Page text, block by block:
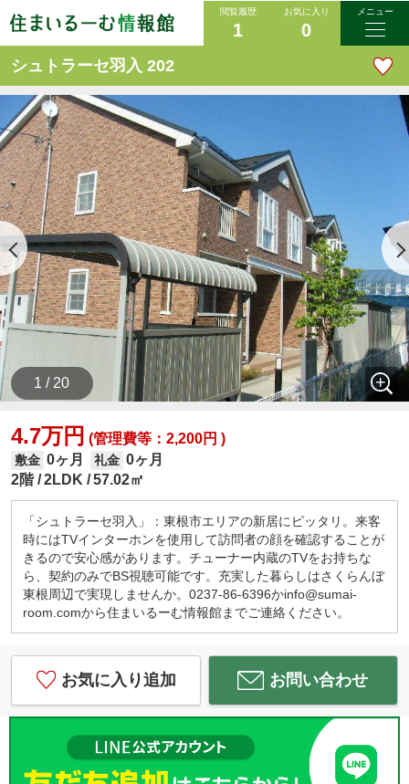
閲覧履歴
1
お気に入り
0
メニュー
シュトラーセ羽入 202
1 / 20
4.7万円 (管理費等：2,200円 )
敷金 0ヶ月 礼金 0ヶ月
2階 2LDK 57.02㎡
「シュトラーセ羽入」：東根市エリアの新居にピッタリ。来客
時にはTVインターホンを使用して訪問者の顔を確認することが
きるので安心感があります。チューナー内蔵のTVをお持ちな
ら、契約のみでBS視聴可能です。充実した暮らしはさくらんぼ
東根周辺で実現しませんか。0237-86-6396かinfo@sumai-
room.comから住まいるーむ情報館までご連絡ください。
お気に入り追加 お問い合わせ